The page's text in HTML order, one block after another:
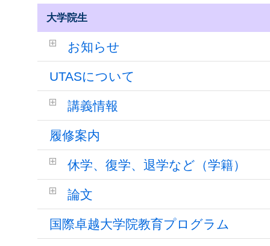
大学院生
お知らせ
UTASについて
講義情報
履修案内
休学、復学、退学など（学籍）
論文
国際卓越大学院教育プログラム